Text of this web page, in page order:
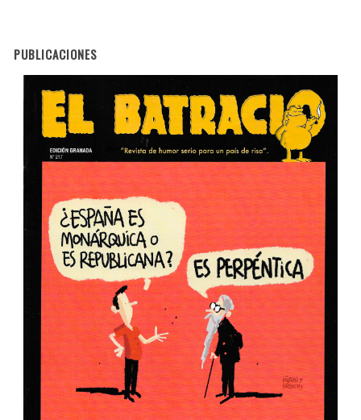
PUBLICACIONES